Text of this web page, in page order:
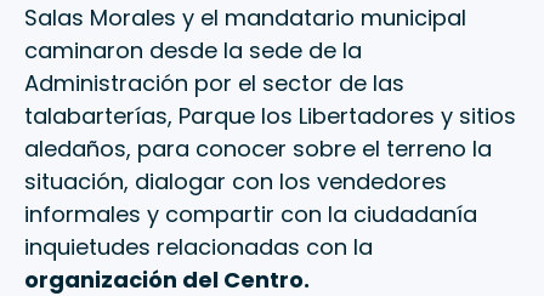
Salas Morales y el mandatario municipal
caminaron desde la sede de la
Administración por el sector de las
talabarterías, Parque los Libertadores y sitios
aledaños, para conocer sobre el terreno la
situación, dialogar con los vendedores
informales y compartir con la ciudadanía
inquietudes relacionadas con la
organización del Centro.